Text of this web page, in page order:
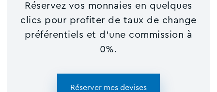
Réservez vos monnaies en quelques
clics pour profiter de taux de change
préférentiels et d'une commission à
0%.
Réserver mes devises